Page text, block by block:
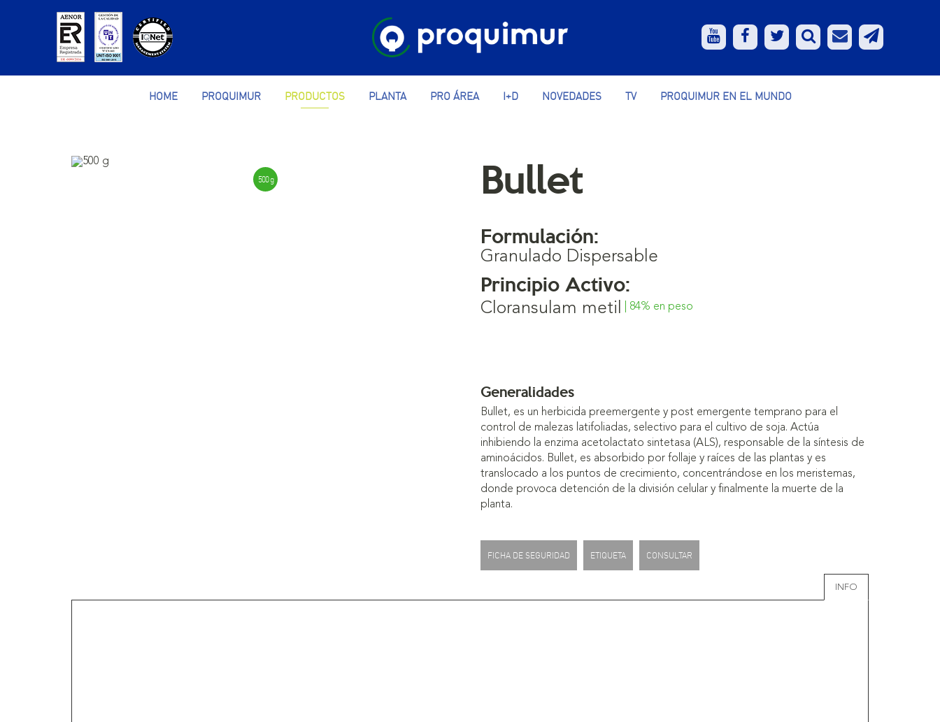
HOME PROQUIMUR PRODUCTOS PLANTA PRO ÁREA I+D NOVEDADES TV PROQUIMUR EN EL MUNDO
500 g Bullet
Formulación:
Granulado Dispersable
Principio Activo:
Cloransulam metil | 84% en peso
Generalidades
Bullet, es un herbicida preemergente y post emergente temprano para el
control de malezas latifoliadas, selectivo para el cultivo de soja. Actúa
inhibiendo la enzima acetolactato sintetasa (ALS), responsable de la síntesis de
aminoácidos. Bullet, es absorbido por follaje y raíces de las plantas y es
translocado a los puntos de crecimiento, concentrándose en los meristemas,
donde provoca detención de la división celular y finalmente la muerte de la
planta.
FICHA DE SEGURIDAD ETIQUETA CONSULTAR
INFO